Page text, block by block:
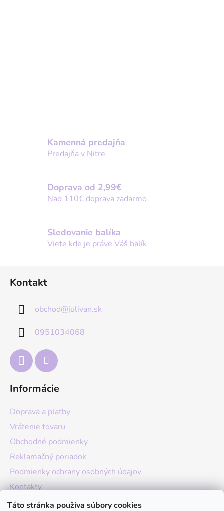
Táto stránka používa súbory cookies
Kamenná predajňa
Predajňa v Nitre
Doprava od 2,99€
Nad 110€ doprava zadarmo
Sledovanie balíka
Viete kde je práve Váš balík
Kontakt
obchod@julivan.sk
0951034068
Informácie
Doprava a platby
Vrátenie tovaru
Obchodné podmienky
Reklamačný poriadok
Podmienky ochrany osobných údajov
Kontakty
O nás